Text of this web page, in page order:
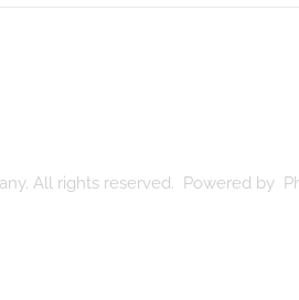
All rights reserved. Powered by